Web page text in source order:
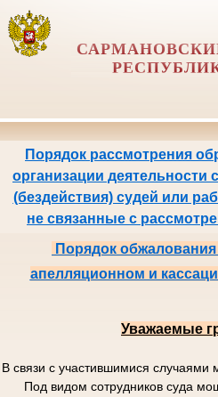
Порядок рассмотрения
организации деятельности
(бездействия) судей или
не связанные с
Порядок
апелляционном и
Уважаемые
В связи с участившимися
Под видом сотрудников суда